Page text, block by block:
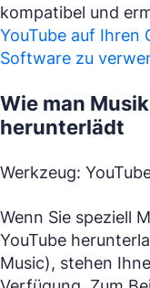
kompatibel und
YouTube auf Ihren
Software zu
Wie man
herunterlädt
Werkzeug:
Wenn Sie speziell
YouTube
Music), stehen